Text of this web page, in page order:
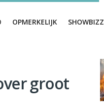
OPMERKELIJK SHOWBIZZ
groot